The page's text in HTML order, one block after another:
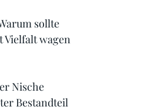
sollte
Vielfalt wagen
Nische
Bestandteil